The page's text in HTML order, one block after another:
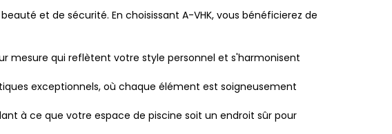
et de sécurité. En choisissant A-VHK, vous bénéficierez de
mesure qui reflètent votre style personnel et s'harmonisent
exceptionnels, où chaque élément est soigneusement
à ce que votre espace de piscine soit un endroit sûr pour